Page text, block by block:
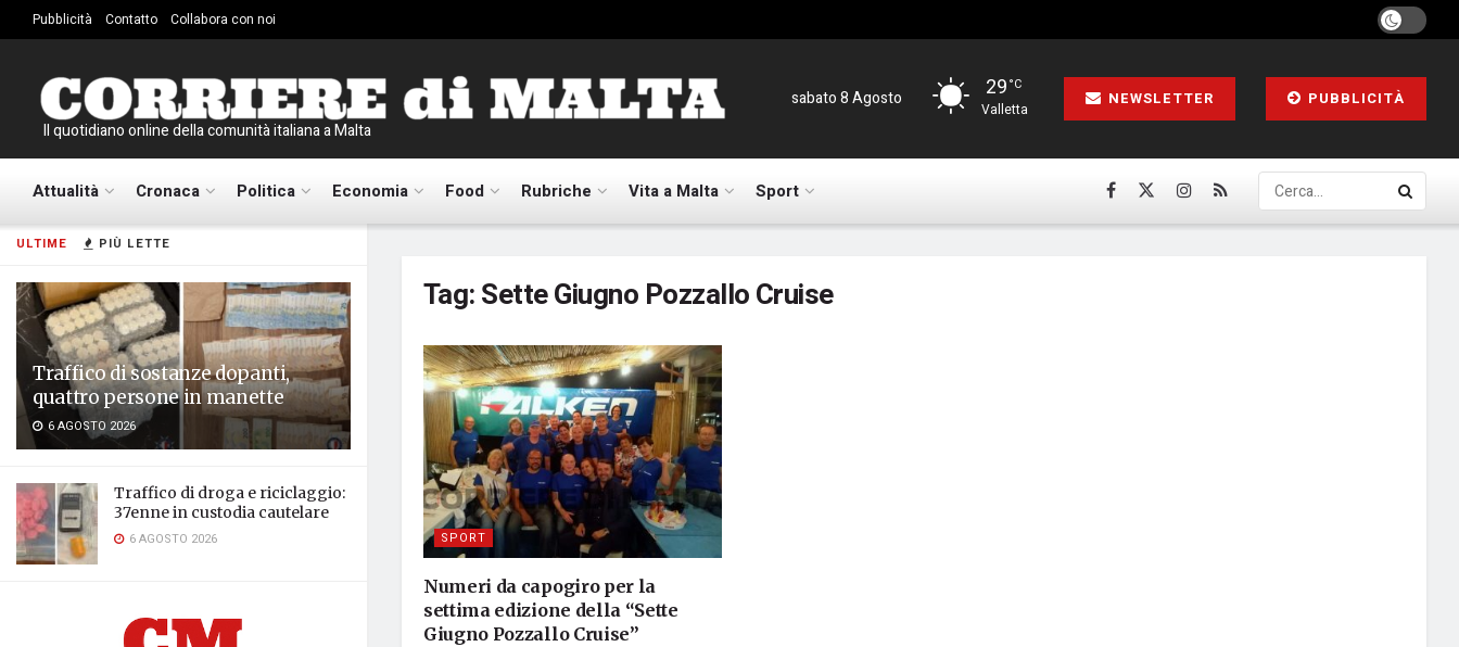
ULTIME PIÙ LETTE
Traffico di sostanze dopanti,
quattro persone in manette
6 AGOSTO 2026
Traffico di droga e riciclaggio:
37enne in custodia cautelare
6 AGOSTO 2026
Pubblicità Contatto Collabora con noi
Il quotidiano online della comunità italiana a Malta
sabato 8 Agosto 29°C
Valletta
NEWSLETTER PUBBLICITÀ
Attualità Cronaca Politica Economia Food Rubriche Vita a Malta Sport
Tag:Sette Giugno Pozzallo Cruise
SPORT
Numeri da capogiro per la
settima edizione della “Sette
Giugno Pozzallo Cruise”